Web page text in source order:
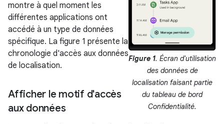
Figure 1. Écran d'utilisation
des données de
localisation faisant partie
du tableau de bord
Confidentialité.
montre à quel moment les
différentes applications ont
accédé à un type de données
spécifique. La figure 1 présente la
chronologie d'accès aux données
de localisation.
Afficher le motif d'accès
aux données